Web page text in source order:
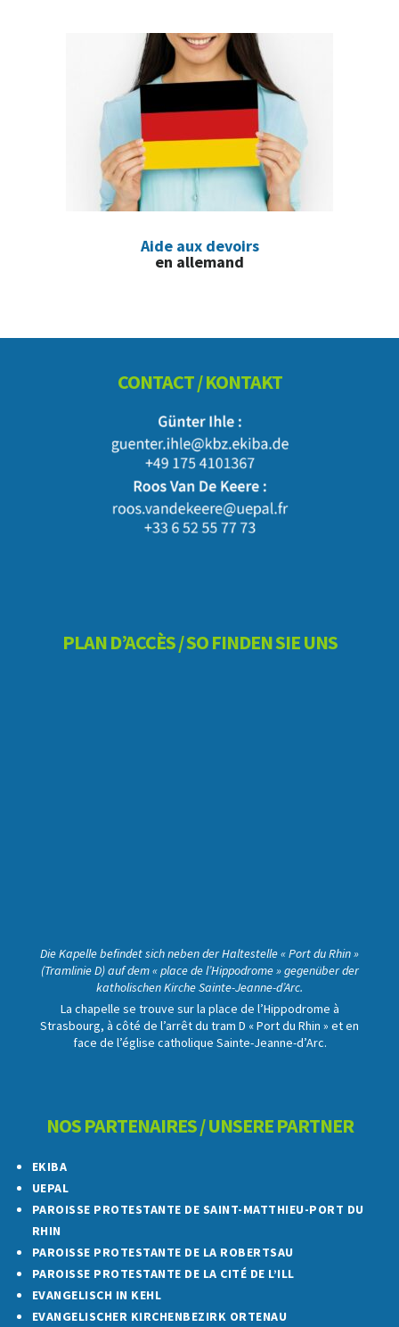
Aide aux devoirs
en allemand
CONTACT / KONTAKT
PLAN D’ACCÈS / SO FINDEN SIE UNS
Die Kapelle befindet sich neben der Haltestelle « Port du Rhin »
(Tramlinie D) auf dem « place de l’Hippodrome » gegenüber der
katholischen Kirche Sainte-Jeanne-d’Arc.
La chapelle se trouve sur la place de l’Hippodrome à
Strasbourg, à côté de l’arrêt du tram D « Port du Rhin » et en
face de l’église catholique Sainte-Jeanne-d’Arc.
NOS PARTENAIRES / UNSERE PARTNER
EKIBA
UEPAL
PAROISSE PROTESTANTE DE SAINT-MATTHIEU-PORT DU
RHIN
PAROISSE PROTESTANTE DE LA ROBERTSAU
PAROISSE PROTESTANTE DE LA CITÉ DE L’ILL
EVANGELISCH IN KEHL
EVANGELISCHER KIRCHENBEZIRK ORTENAU